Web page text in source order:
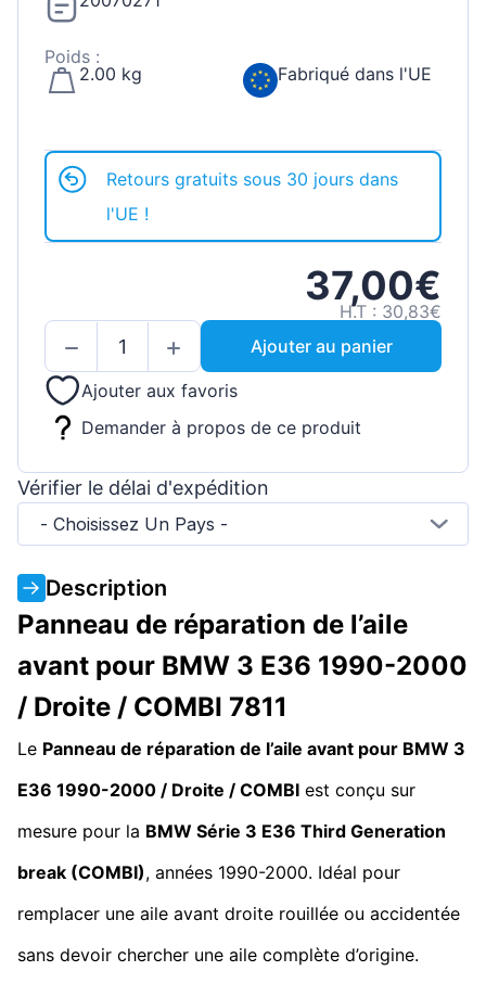
Poids :
2.00 kg
Fabriqué dans l'UE
Retours gratuits sous 30 jours dans
l'UE !
37,00€
H.T : 30,83€
Ajouter au panier
Ajouter aux favoris
Demander à propos de ce produit
Vérifier le délai d'expédition
- Choisissez Un Pays -
Description
Panneau de réparation de l’aile
avant pour BMW 3 E36 1990-2000
/ Droite / COMBI 7811
Le Panneau de réparation de l’aile avant pour BMW 3
E36 1990-2000 / Droite / COMBI est conçu sur
mesure pour la BMW Série 3 E36 Third Generation
break (COMBI), années 1990-2000. Idéal pour
remplacer une aile avant droite rouillée ou accidentée
sans devoir chercher une aile complète d’origine.